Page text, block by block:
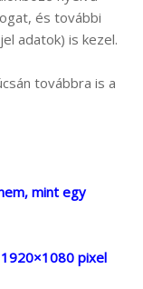
és további
adatok) is kezel.
továbbra is a
mint egy
pixel